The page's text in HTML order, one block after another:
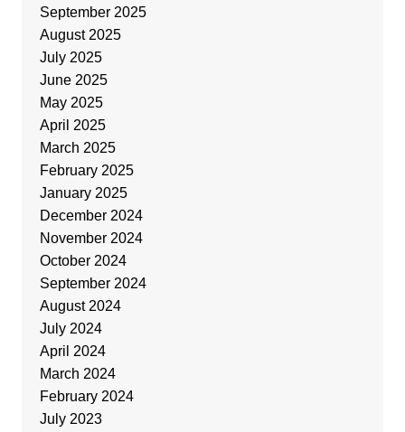
September 2025
August 2025
July 2025
June 2025
May 2025
April 2025
March 2025
February 2025
January 2025
December 2024
November 2024
October 2024
September 2024
August 2024
July 2024
April 2024
March 2024
February 2024
July 2023